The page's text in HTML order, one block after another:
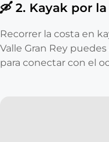
🛶 2. Kayak por
Recorrer la costa en
Valle Gran Rey
para conectar con el